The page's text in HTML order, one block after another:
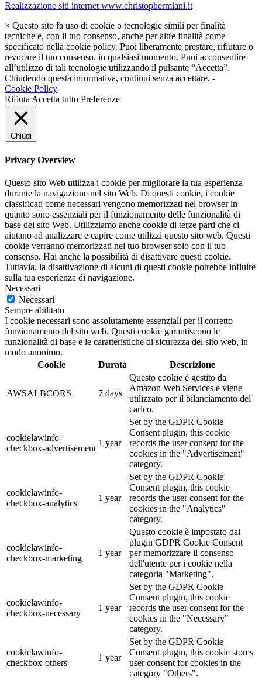
Realizzazione siti internet www.christophermiani.it
× Questo sito fa uso di cookie o tecnologie simili per finalità
tecniche e, con il tuo consenso, anche per altre finalità come
specificato nella cookie policy. Puoi liberamente prestare, rifiutare o
revocare il tuo consenso, in qualsiasi momento. Puoi acconsentire
all’utilizzo di tali tecnologie utilizzando il pulsante “Accetta”.
Chiudendo questa informativa, continui senza accettare. -
Cookie Policy
Rifiuta Accetta tutto Preferenze
Chiudi
Privacy Overview
Questo sito Web utilizza i cookie per migliorare la tua esperienza
durante la navigazione nel sito Web. Di questi cookie, i cookie
classificati come necessari vengono memorizzati nel browser in
quanto sono essenziali per il funzionamento delle funzionalità di
base del sito Web. Utilizziamo anche cookie di terze parti che ci
aiutano ad analizzare e capire come utilizzi questo sito web. Questi
cookie verranno memorizzati nel tuo browser solo con il tuo
consenso. Hai anche la possibilità di disattivare questi cookie.
Tuttavia, la disattivazione di alcuni di questi cookie potrebbe influire
sulla tua esperienza di navigazione.
Necessari
Necessari
Sempre abilitato
I cookie necessari sono assolutamente essenziali per il corretto
funzionamento del sito web. Questi cookie garantiscono le
funzionalità di base e le caratteristiche di sicurezza del sito web, in
modo anonimo.
Cookie
Durata Descrizione
AWSALBCORS 7 days
Questo cookie è gestito da
Amazon Web Services e viene
utilizzato per il bilanciamento del
carico.
cookielawinfo-
checkbox-advertisement
1 year
Set by the GDPR Cookie
Consent plugin, this cookie
records the user consent for the
cookies in the "Advertisement"
category.
cookielawinfo-
checkbox-analytics
1 year
Set by the GDPR Cookie
Consent plugin, this cookie
records the user consent for the
cookies in the "Analytics"
category.
cookielawinfo-
checkbox-marketing
1 year
Questo cookie è impostato dal
plugin GDPR Cookie Consent
per memorizzare il consenso
dell'utente per i cookie nella
categoria "Marketing".
cookielawinfo-
checkbox-necessary
1 year
Set by the GDPR Cookie
Consent plugin, this cookie
records the user consent for the
cookies in the "Necessary"
category.
cookielawinfo-
checkbox-others
1 year
Set by the GDPR Cookie
Consent plugin, this cookie stores
user consent for cookies in the
category "Others".